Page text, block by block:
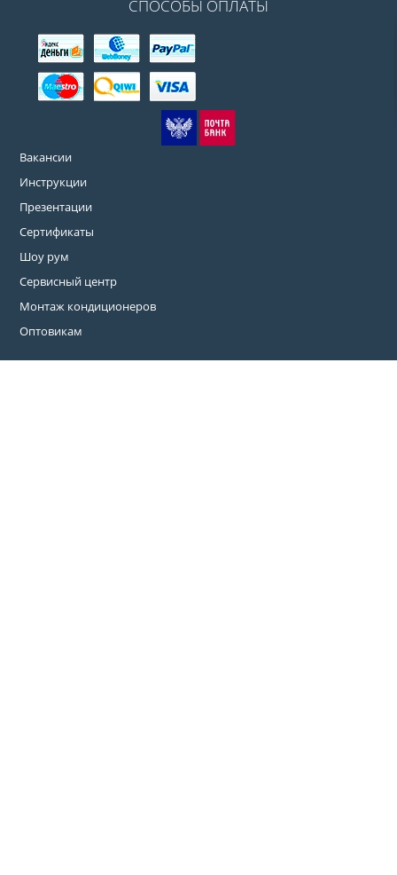
СПОСОБЫ ОПЛАТЫ
Вакансии
Инструкции
Презентации
Сертификаты
Шоу рум
Сервисный центр
Монтаж кондиционеров
Оптовикам